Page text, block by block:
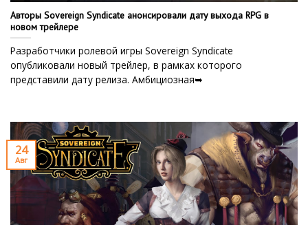
Авторы Sovereign Syndicate анонсировали дату выхода RPG в
новом трейлере
Разработчики ролевой игры Sovereign Syndicate
опубликовали новый трейлер, в рамках которого
представили дату релиза. Амбициозная➥
24
Авг